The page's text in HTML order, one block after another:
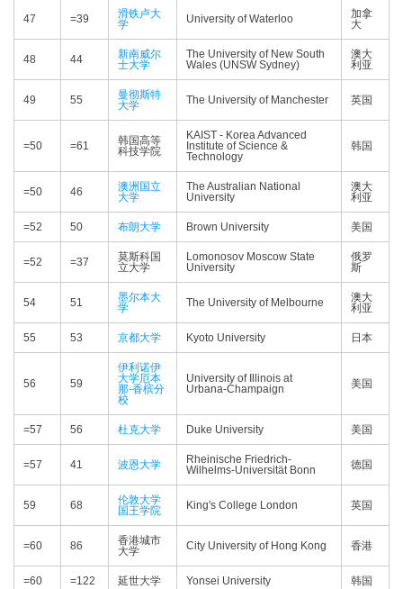
47 =39
滑铁卢大
学
University of Waterloo
加拿
大
48 44
新南威尔
士大学
The University of New South
Wales (UNSW Sydney)
澳大
利亚
49 55
曼彻斯特
大学
The University of Manchester 英国
=50 =61
韩国高等
科技学院
KAIST - Korea Advanced
Institute of Science &
Technology
韩国
=50 46
澳洲国立
大学
The Australian National
University
澳大
利亚
=52 50 布朗大学 Brown University 美国
=52 =37
莫斯科国
立大学
Lomonosov Moscow State
University
俄罗
斯
54 51
墨尔本大
学
The University of Melbourne
澳大
利亚
55 53 京都大学 Kyoto University 日本
56 59
伊利诺伊
大学厄本
那-香槟分
校
University of Illinois at
Urbana-Champaign
美国
=57 56 杜克大学 Duke University 美国
=57 41 波恩大学
Rheinische Friedrich-
Wilhelms-Universität Bonn
德国
59 68
伦敦大学
国王学院
King's College London 英国
=60 86
香港城市
大学
City University of Hong Kong 香港
=60 =122 延世大学 Yonsei University 韩国